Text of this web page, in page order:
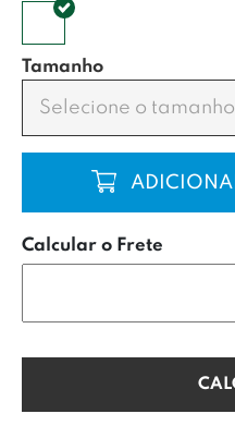
Tamanho
Selecione o tamanho
COMPRAR
Calcular o Frete